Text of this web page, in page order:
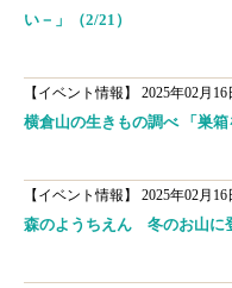
い－」（2/21）
【イベント情報】
2025年02月16
横倉山の生きもの調べ 「巣
【イベント情報】
2025年02月16
森のようちえん 冬のお山に